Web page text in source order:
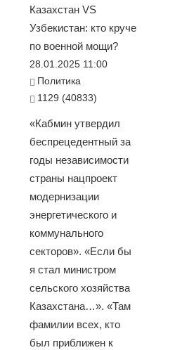
Казахстан VS
Узбекистан: кто круче
по военной мощи?
28.01.2025 11:00
Политика
1129 (40833)
«Кабмин утвердил
беспрецедентный за
годы независимости
страны нацпроект
модернизации
энергетического и
коммунального
секторов». «Если бы
я стал министром
сельского хозяйства
Казахстана…». «Там
фамилии всех, кто
был приближен к